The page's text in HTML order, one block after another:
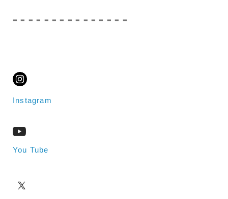
= = = = = = = = = = = = = = =
Instagram
You Tube